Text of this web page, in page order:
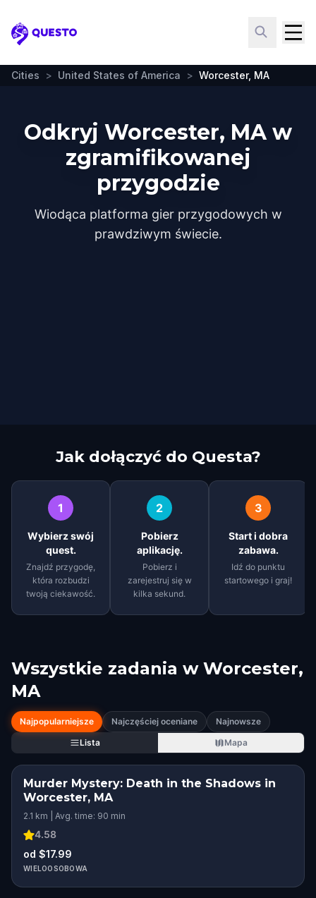
Questo
Cities > United States of America > Worcester, MA
Odkryj Worcester, MA w
zgramifikowanej
przygodzie
Wiodąca platforma gier przygodowych w
prawdziwym świecie.
Jak dołączyć do Questa?
1
Wybierz swój
quest.
Znajdź przygodę,
która rozbudzi
twoją ciekawość.
2
Pobierz
aplikację.
Pobierz i
zarejestruj się w
kilka sekund.
3
Start i dobra
zabawa.
Idź do punktu
startowego i graj!
Wszystkie zadania w Worcester,
MA
Najpopularniejsze Najczęściej oceniane
Najnowsze
Lista
Mapa
Murder Mystery: Death in the Shadows in
Worcester, MA
2.1 km | Avg. time: 90 min
4.58
od $17.99
WIELOOSOBOWA